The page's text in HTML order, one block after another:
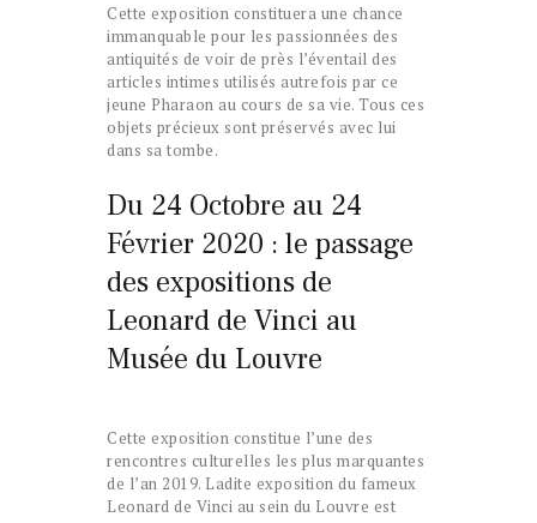
Cette exposition constituera une chance
immanquable pour les passionnées des
antiquités de voir de près l’éventail des
articles intimes utilisés autrefois par ce
jeune Pharaon au cours de sa vie. Tous ces
objets précieux sont préservés avec lui
dans sa tombe.
Du 24 Octobre au 24
Février 2020 : le passage
des expositions de
Leonard de Vinci au
Musée du Louvre
Cette exposition constitue l’une des
rencontres culturelles les plus marquantes
de l’an 2019. Ladite exposition du fameux
Leonard de Vinci au sein du Louvre est